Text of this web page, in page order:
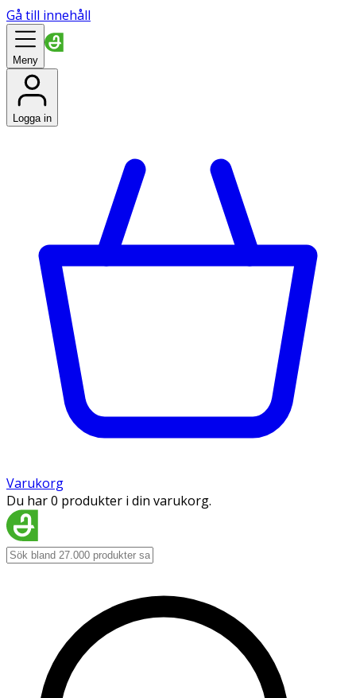
Gå till innehåll
Meny
Logga in
Varukorg
Du har 0 produkter i din varukorg.